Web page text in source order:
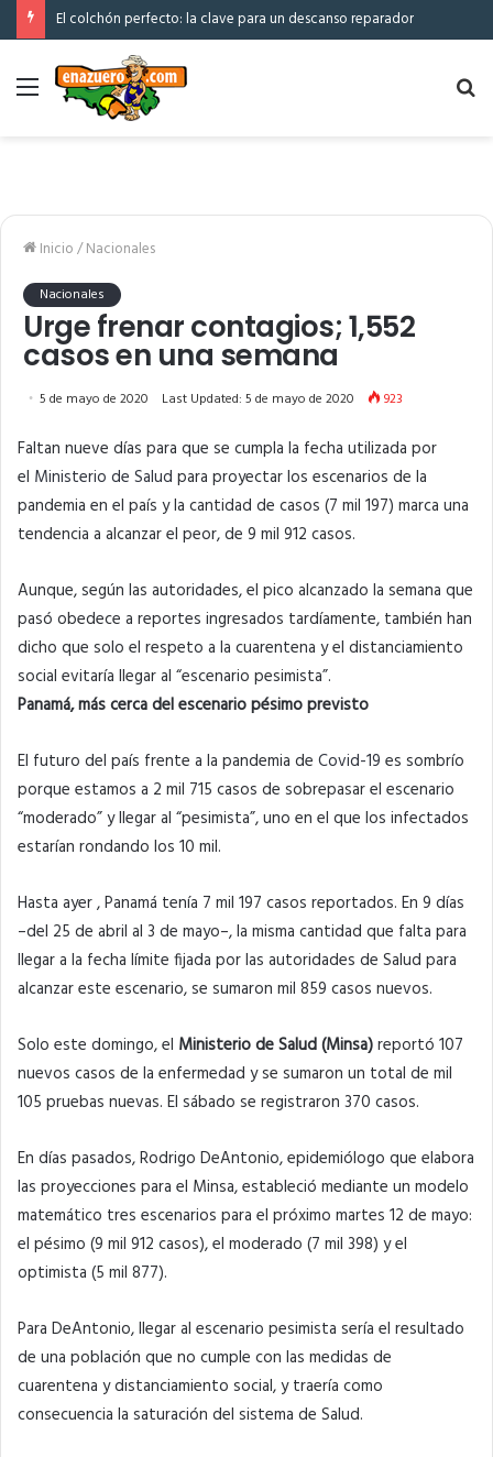
El colchón perfecto: la clave para un descanso reparador
Menú
Inicio/Nacionales
Nacionales
Urge frenar contagios; 1,552
casos en una semana
5 de mayo de 2020 Last Updated: 5 de mayo de 2020 923
Faltan nueve días para que se cumpla la fecha utilizada por
el Ministerio de Salud para proyectar los escenarios de la
pandemia en el país y la cantidad de casos (7 mil 197) marca una
tendencia a alcanzar el peor, de 9 mil 912 casos.
Aunque, según las autoridades, el pico alcanzado la semana que
pasó obedece a reportes ingresados tardíamente, también han
dicho que solo el respeto a la cuarentena y el distanciamiento
social evitaría llegar al “escenario pesimista”.
Panamá, más cerca del escenario pésimo previsto
El futuro del país frente a la pandemia de Covid-19 es sombrío
porque estamos a 2 mil 715 casos de sobrepasar el escenario
“moderado” y llegar al “pesimista”, uno en el que los infectados
estarían rondando los 10 mil.
Hasta ayer , Panamá tenía 7 mil 197 casos reportados. En 9 días
–del 25 de abril al 3 de mayo–, la misma cantidad que falta para
llegar a la fecha límite fijada por las autoridades de Salud para
alcanzar este escenario, se sumaron mil 859 casos nuevos.
Solo este domingo, el Ministerio de Salud (Minsa)reportó 107
nuevos casos de la enfermedad y se sumaron un total de mil
105 pruebas nuevas. El sábado se registraron 370 casos.
En días pasados, Rodrigo DeAntonio, epidemiólogo que elabora
las proyecciones para el Minsa, estableció mediante un modelo
matemático tres escenarios para el próximo martes 12 de mayo:
el pésimo (9 mil 912 casos), el moderado (7 mil 398) y el
optimista (5 mil 877).
Para DeAntonio, llegar al escenario pesimista sería el resultado
de una población que no cumple con las medidas de
cuarentena y distanciamiento social, y traería como
consecuencia la saturación del sistema de Salud.